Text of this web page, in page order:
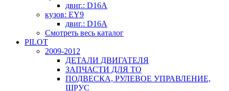
двиг.: D16A
кузов: EY9
двиг.: D16A
Смотреть весь каталог
PILOT
2009-2012
ДЕТАЛИ ДВИГАТЕЛЯ
ЗАПЧАСТИ ДЛЯ ТО
ПОДВЕСКА, РУЛЕВОЕ УПРАВЛЕНИЕ,
ШРУС